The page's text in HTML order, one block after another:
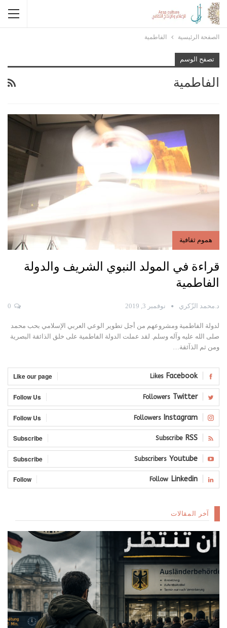
الصفحة الرئيسية الفاطمية
تصفح الوسم
الفاطمية
هموم ثقافية
قراءة في المولد النبوي الشريف والدولة
الفاطمية
د.محمد الزّكري نوفمبر 3, 2019
لدولة الفاطمية ومشروعهم من أجل تطوير الوعي العربي الإسلامي بحب محمد
صلى الله عليه وآله وسلم. لقد عملت الدولة الفاطمية على خلق الذائقة البصرية
ومن ثم الذآئقة…
Facebook
Likes
Like our page
Twitter
Followers
Follow Us
Instagram
Followers
Follow Us
RSS
Subscribe
Subscribe
Youtube
Subscribers
Subscribe
Linkedin
Follow
Follow
آخر المقالات